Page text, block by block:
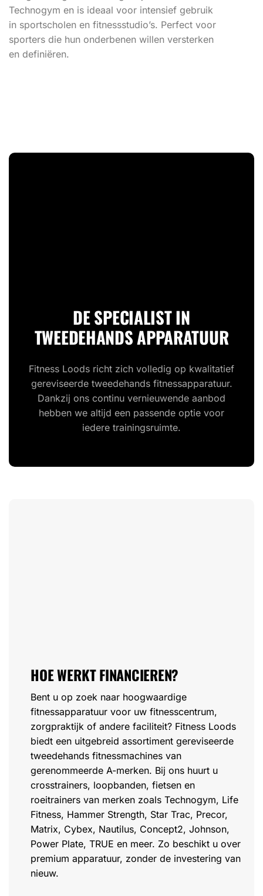
Technogym en is ideaal voor intensief gebruik
in sportscholen en fitnessstudio’s. Perfect voor
sporters die hun onderbenen willen versterken
en definiëren.
DE SPECIALIST IN
TWEEDEHANDS APPARATUUR
Fitness Loods richt zich volledig op kwalitatief
gereviseerde tweedehands fitnessapparatuur.
Dankzij ons continu vernieuwende aanbod
hebben we altijd een passende optie voor
iedere trainingsruimte.
HOE WERKT FINANCIEREN?
Bent u op zoek naar hoogwaardige
fitnessapparatuur voor uw fitnesscentrum,
zorgpraktijk of andere faciliteit? Fitness Loods
biedt een uitgebreid assortiment gereviseerde
tweedehands fitnessmachines van
gerenommeerde A-merken. Bij ons huurt u
crosstrainers, loopbanden, fietsen en
roeitrainers van merken zoals Technogym, Life
Fitness, Hammer Strength, Star Trac, Precor,
Matrix, Cybex, Nautilus, Concept2, Johnson,
Power Plate, TRUE en meer. Zo beschikt u over
premium apparatuur, zonder de investering van
nieuw.